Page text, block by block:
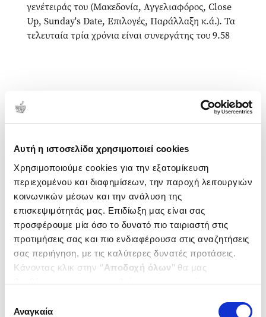
Αυτή η ιστοσελίδα χρησιμοποιεί cookies
Χρησιμοποιούμε cookies για την εξατομίκευση
περιεχομένου και διαφημίσεων, την παροχή λειτουργιών
κοινωνικών μέσων και την ανάλυση της
επισκεψιμότητάς μας. Επιδίωξη μας είναι σας
προσφέρουμε μία όσο το δυνατό πιο ταιριαστή στις
προτιμήσεις σας και πιο ενδιαφέρουσα στις αναζητήσεις
σας περιήγηση, με τις καλύτερες δυνατές προτάσεις.
Κάνοντας κλικ στην ‘’Αποδοχή όλων’’ θα μας
βοηθήσετε να ανταποκριθούμε στα παραπάνω.
ενδιαφέρουν και να επιλέξετε από τα παρακάτω με την
συγκατάθεσης
Αναγκαία
γενέτειράς του (Μακεδονία, Αγγελιαφόρος, Close
Up, Sunday's Date, Επιλογές, Παράλλαξη κ.ά.). Τα
τελευταία τρία χρόνια είναι συνεργάτης του 9.58
1-1 από 1 προϊόντα
Δημοτικότητα